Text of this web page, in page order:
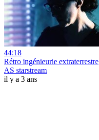
44:18
Rétro ingénieurie extraterrestre
AS starstream
il y a 3 ans